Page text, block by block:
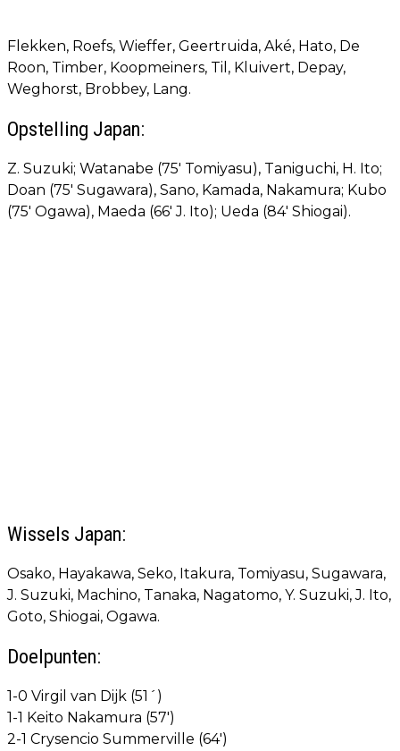
Flekken, Roefs, Wieffer, Geertruida, Aké, Hato, De
Roon, Timber, Koopmeiners, Til, Kluivert, Depay,
Weghorst, Brobbey, Lang.
Opstelling Japan:
Z. Suzuki; Watanabe (75' Tomiyasu), Taniguchi, H. Ito;
Doan (75' Sugawara), Sano, Kamada, Nakamura; Kubo
(75' Ogawa), Maeda (66' J. Ito); Ueda (84' Shiogai).
Wissels Japan:
Osako, Hayakawa, Seko, Itakura, Tomiyasu, Sugawara,
J. Suzuki, Machino, Tanaka, Nagatomo, Y. Suzuki, J. Ito,
Goto, Shiogai, Ogawa.
Doelpunten:
1-0 Virgil van Dijk (51´)
1-1 Keito Nakamura (57')
2-1 Crysencio Summerville (64')